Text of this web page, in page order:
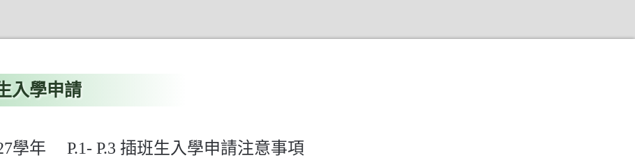
入學申請
學年 P.1- P.3 插班生入學申請注意事項